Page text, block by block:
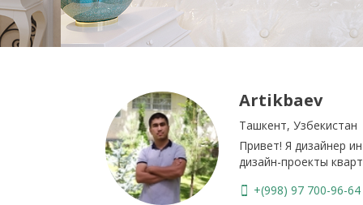
Artikbaev
Ташкент, Узбекистан
Привет! Я дизайнер
дизайн-проекты
+(998) 97 700-96-64